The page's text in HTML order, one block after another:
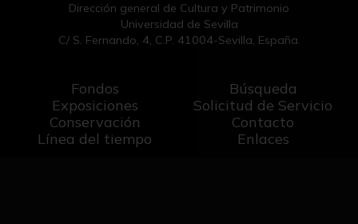
Dirección general de Cultura y Patrimonio
Universidad de Sevilla
C/ S. Fernando, 4, C.P. 41004-Sevilla, España.
Fondos
Exposiciones
Conservación
Línea del tiempo
Búsqueda
Solicitud de Servicio
Contacto
Enlaces